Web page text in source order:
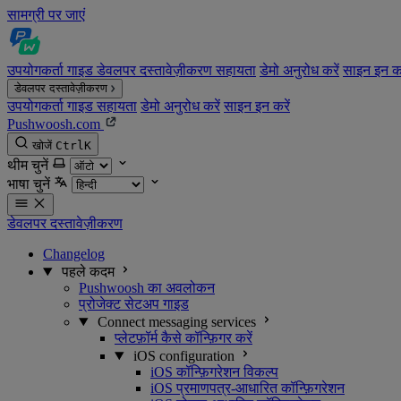
सामग्री पर जाएं
उपयोगकर्ता गाइड डेवलपर दस्तावेज़ीकरण सहायता डेमो अनुरोध करें साइन इन
डेवलपर दस्तावेज़ीकरण
उपयोगकर्ता गाइड सहायता डेमो अनुरोध करें साइन इन करें
Pushwoosh.com
खोजें CtrlK
थीम चुनें
भाषा चुनें
डेवलपर दस्तावेज़ीकरण
Changelog
पहले कदम
Pushwoosh का अवलोकन
प्रोजेक्ट सेटअप गाइड
Connect messaging services
प्लेटफ़ॉर्म कैसे कॉन्फ़िगर करें
iOS configuration
iOS कॉन्फ़िगरेशन विकल्प
iOS प्रमाणपत्र-आधारित कॉन्फ़िगरेशन